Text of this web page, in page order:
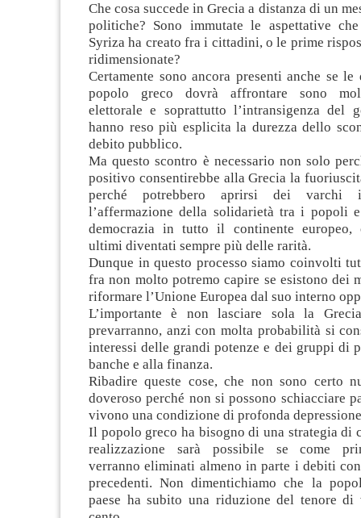
Che cosa succede in Grecia a distanza di un
politiche? Sono immutate le aspettative
Syriza ha creato fra i cittadini, o le prime
ridimensionate?
Certamente sono ancora presenti anche se
popolo greco dovrà affrontare sono
elettorale e soprattutto l’intransigenza del
hanno reso più esplicita la durezza dello
debito pubblico.
Ma questo scontro è necessario non solo
positivo consentirebbe alla Grecia la
perché potrebbero aprirsi dei varchi
l’affermazione della solidarietà tra i popoli
democrazia in tutto il continente europeo,
ultimi diventati sempre più delle rarità.
Dunque in questo processo siamo coinvolti
fra non molto potremo capire se esistono dei
riformare l’Unione Europea dal suo interno
L’importante è non lasciare sola la
prevarranno, anzi con molta probabilità si
interessi delle grandi potenze e dei gruppi di
banche e alla finanza.
Ribadire queste cose, che non sono certo
doveroso perché non si possono schiacciare
vivono una condizione di profonda
Il popolo greco ha bisogno di una strategia di
realizzazione sarà possibile se come
verranno eliminati almeno in parte i debiti
precedenti. Non dimentichiamo che la
paese ha subito una riduzione del tenore